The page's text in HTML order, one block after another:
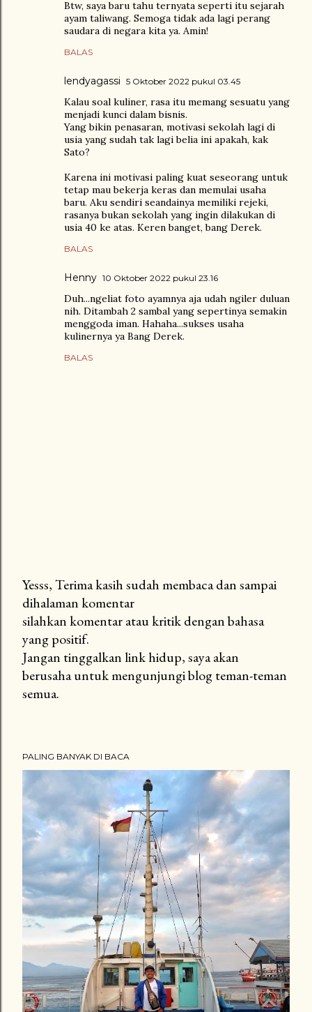
Btw, saya baru tahu ternyata seperti itu sejarah
ayam taliwang. Semoga tidak ada lagi perang
saudara di negara kita ya. Amin!
BALAS
lendyagassi 5 Oktober 2022 pukul 03.45
Kalau soal kuliner, rasa itu memang sesuatu yang
menjadi kunci dalam bisnis.
Yang bikin penasaran, motivasi sekolah lagi di
usia yang sudah tak lagi belia ini apakah, kak
Sato?
Karena ini motivasi paling kuat seseorang untuk
tetap mau bekerja keras dan memulai usaha
baru. Aku sendiri seandainya memiliki rejeki,
rasanya bukan sekolah yang ingin dilakukan di
usia 40 ke atas. Keren banget, bang Derek.
BALAS
Henny 10 Oktober 2022 pukul 23.16
Duh...ngeliat foto ayamnya aja udah ngiler duluan
nih. Ditambah 2 sambal yang sepertinya semakin
menggoda iman. Hahaha...sukses usaha
kulinernya ya Bang Derek.
BALAS
Posting
Komentar
Yesss, Terima kasih sudah membaca dan sampai
dihalaman komentar
silahkan komentar atau kritik dengan bahasa
yang positif.
Jangan tinggalkan link hidup, saya akan
berusaha untuk mengunjungi blog teman-teman
semua.
PALING BANYAK DI BACA